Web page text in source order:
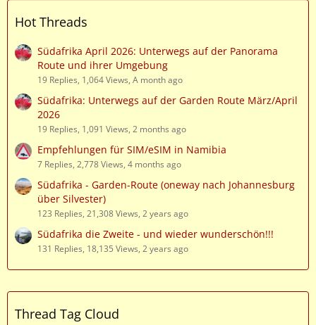
Hot Threads
Südafrika April 2026: Unterwegs auf der Panorama
Route und ihrer Umgebung
19 Replies, 1,064 Views, A month ago
Südafrika: Unterwegs auf der Garden Route März/April
2026
19 Replies, 1,091 Views, 2 months ago
Empfehlungen für SIM/eSIM in Namibia
7 Replies, 2,778 Views, 4 months ago
Südafrika - Garden-Route (oneway nach Johannesburg
über Silvester)
123 Replies, 21,308 Views, 2 years ago
Südafrika die Zweite - und wieder wunderschön!!!
131 Replies, 18,135 Views, 2 years ago
Thread Tag Cloud